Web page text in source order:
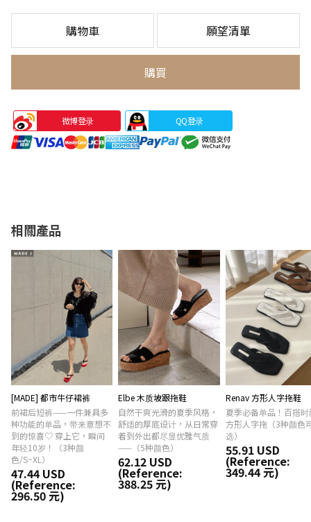
購物車 願望清單
購買
微博登录 QQ登录
相關產品
[MADE] 都市牛仔裙裤
前裙后短裤——一件兼具多
种功能的单品，带来意想不
到的惊喜♡ 穿上它，瞬间
年轻10岁！（3种颜
色/S~XL）
47.44 USD
(Reference:
296.50 元)
Elbe 木质坡跟拖鞋
自然干爽光滑的夏季风格，
舒适的厚底设计，从日常穿
着到外出都尽显优雅气质
——（5种颜色）
62.12 USD
(Reference:
388.25 元)
Renav 方形人字拖鞋
夏季必备单品！百搭时
方形人字拖（3种颜色
选）
55.91 USD
(Reference:
349.44 元)